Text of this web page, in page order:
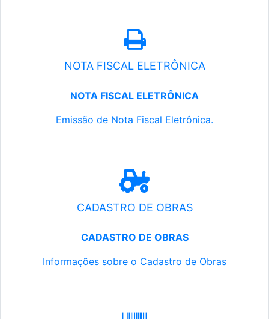
NOTA FISCAL ELETRÔNICA
NOTA FISCAL ELETRÔNICA
Emissão de Nota Fiscal Eletrônica.
CADASTRO DE OBRAS
CADASTRO DE OBRAS
Informações sobre o Cadastro de Obras